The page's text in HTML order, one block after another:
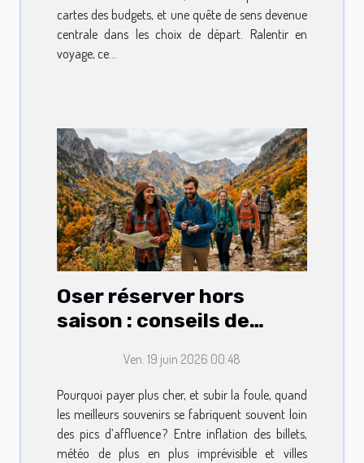
cartes des budgets, et une quête de sens devenue
centrale dans les choix de départ. Ralentir en
voyage, ce...
Oser réserver hors
saison : conseils de
Ven. 19 juin 2026 00:48
Pourquoi payer plus cher, et subir la foule, quand
les meilleurs souvenirs se fabriquent souvent loin
des pics d’affluence ? Entre inflation des billets,
météo de plus en plus imprévisible et villes